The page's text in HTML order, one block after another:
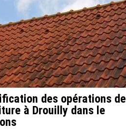
des opérations de
à Drouilly dans le